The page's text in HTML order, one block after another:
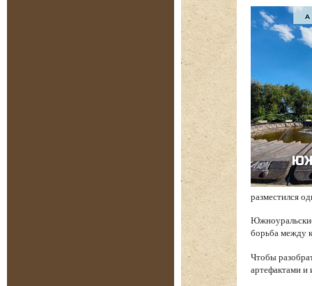
разместился
борьба между
Чтобы
артефактами и